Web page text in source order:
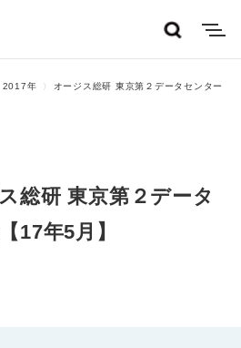
2017年
オージス総研 東京第２データセンター
総研 東京第２データ
17年5月】